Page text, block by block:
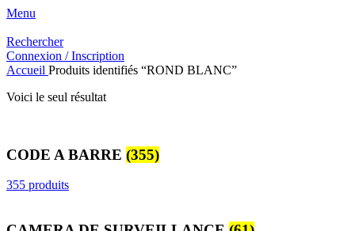
Menu
Rechercher
Connexion / Inscription
Accueil Produits identifiés “ROND BLANC”
Voici le seul résultat
CODE A BARRE (355)
355 produits